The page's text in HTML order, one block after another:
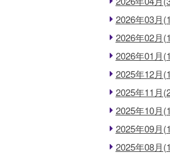
2026年03月
2026年02月
2026年01月
2025年12月
2025年11月
2025年10月
2025年09月
2025年08月